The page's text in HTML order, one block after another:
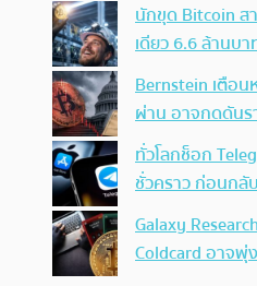
นักขุด Bitcoin ส
เดียว 6.6 ล้านบ
Bernstein เตือน
ผ่าน อาจกดดันร
ทั่วโลกช็อก
ชั่วคราว ก่อนกลั
Galaxy
Coldcard อาจพุ่